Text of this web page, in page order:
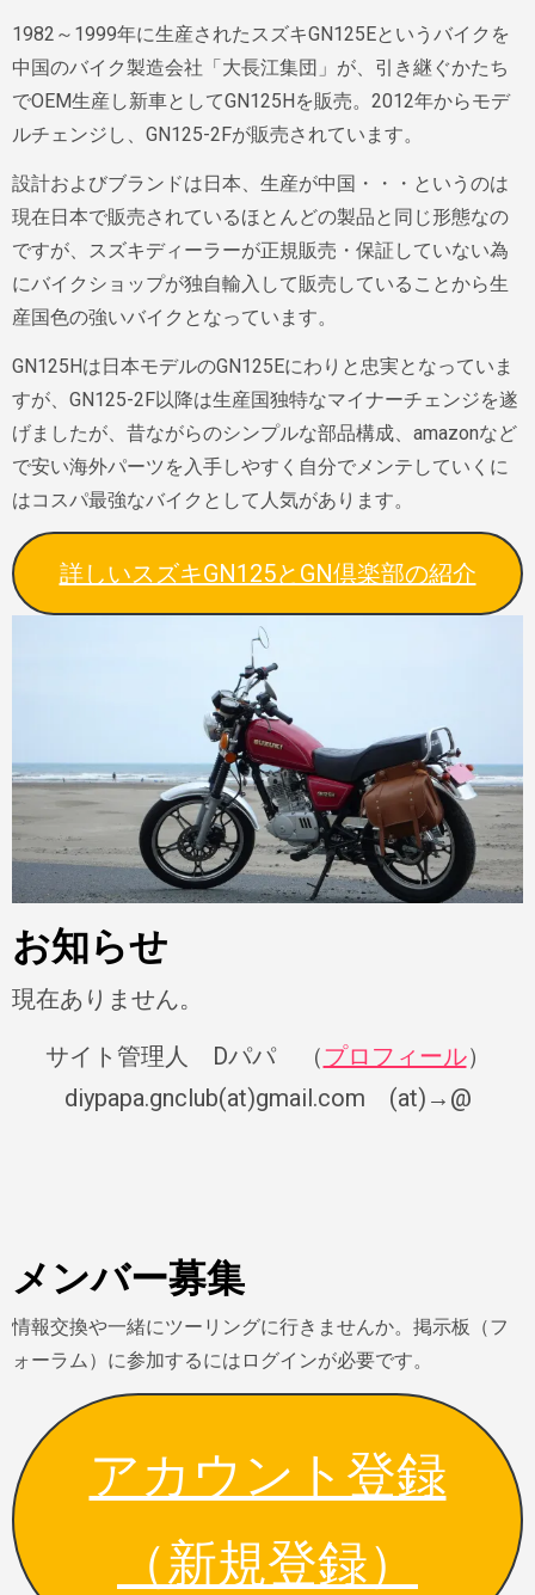
1982～1999年に生産されたスズキGN125Eというバイクを
中国のバイク製造会社「大長江集団」が、引き継ぐかたち
でOEM生産し新車としてGN125Hを販売。2012年からモデ
ルチェンジし、GN125-2Fが販売されています。
設計およびブランドは日本、生産が中国・・・というのは
現在日本で販売されているほとんどの製品と同じ形態なの
ですが、スズキディーラーが正規販売・保証していない為
にバイクショップが独自輸入して販売していることから生
産国色の強いバイクとなっています。
GN125Hは日本モデルのGN125Eにわりと忠実となっていま
すが、GN125-2F以降は生産国独特なマイナーチェンジを遂
げましたが、昔ながらのシンプルな部品構成、amazonなど
で安い海外パーツを入手しやすく自分でメンテしていくに
はコスパ最強なバイクとして人気があります。
詳しいスズキGN125とGN倶楽部の紹介
お知らせ
現在ありません。
サイト管理人 Dパパ （プロフィール）
diypapa.gnclub(at)gmail.com (at)→@
メンバー募集
情報交換や一緒にツーリングに行きませんか。掲示板（フ
ォーラム）に参加するにはログインが必要です。
アカウント登録
（新規登録）